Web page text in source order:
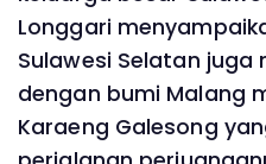
Longgari
Sulawesi Selatan juga
dengan bumi Malang
Karaeng Galesong